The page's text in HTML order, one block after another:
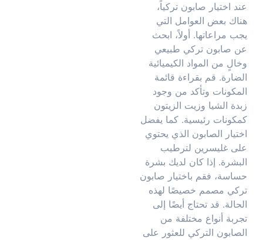
عند اختيار صابون تركياً،
هناك بعض العوامل التي
يجب مراعاتها. أولاً، ابحث
عن صابون تركي طبيعي
وخالٍ من المواد الكيميائية
الضارة. قم بقراءة قائمة
المكونات وتأكد من وجود
زبدة الشيا وزيت الزيتون
كمكونات رئيسية. كما يفضل
اختيار الصابون الذي يحتوي
على غليسرين لترطيب
البشرة. إذا كان لديك بشرة
حساسة، فقم باختيار صابون
تركي مصمم خصيصًا لهذه
الحالة. قد تحتاج أيضًا إلى
تجربة أنواع مختلفة من
الصابون التركي للعثور على